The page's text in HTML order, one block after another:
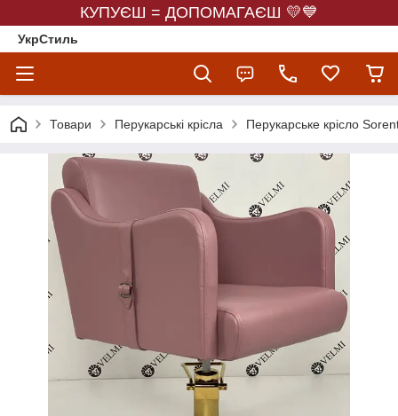
КУПУЄШ = ДОПОМАГАЄШ 💛💙
УкрСтиль
Товари Перукарські крісла Перукарське крісло